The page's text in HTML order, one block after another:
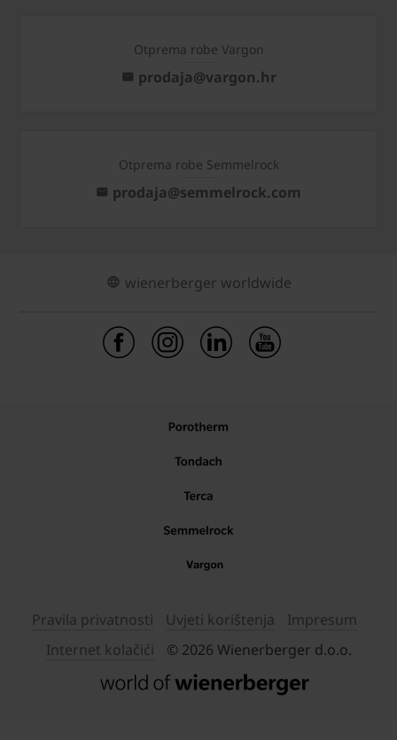
Otprema robe Vargon
prodaja@vargon.hr
Otprema robe Semmelrock
prodaja@semmelrock.com
wienerberger worldwide
Pravila privatnosti Uvjeti korištenja
Impresum
Internet kolačići
© 2026 Wienerberger d.o.o.